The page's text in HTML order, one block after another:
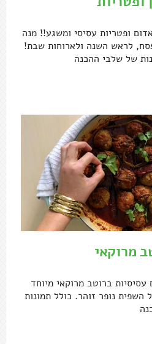
ופטריות עסיסי ומשגע!! מנה
לראש השנה ולארוחות שבת!
של שלבי ההכנה
מרוקאי
ברוטב מרוקאי מיוחד
נופר זוהר. כולל תמונות